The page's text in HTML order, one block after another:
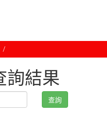
詢結果
查詢